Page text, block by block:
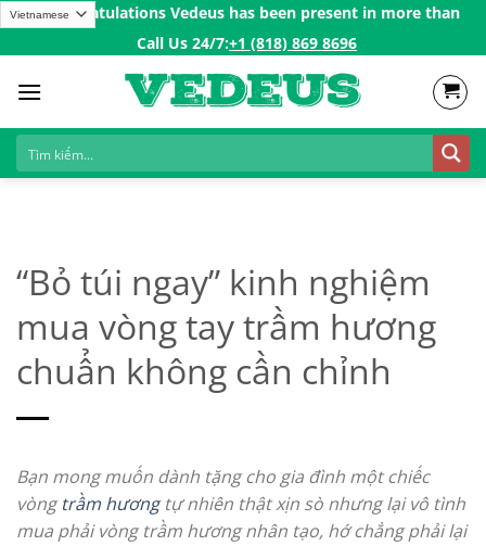
Skip
Vedeus has been present in more than 200
Call Us 24/7:ㅤ+1 (818) 869 8696
“Bỏ túi ngay” kinh nghiệm
mua vòng tay trầm hương
chuẩn không cần chỉnh
Bạn mong muốn dành tặng cho gia đình một chiếc
vòngtrầm hươngtự nhiên thật xịn sò nhưng lại vô tình
mua phải vòng trầm hương nhân tạo, hớ chẳng phải lại